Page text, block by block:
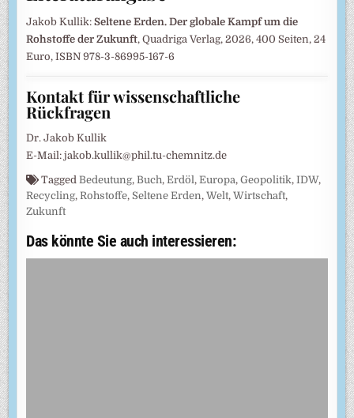
Jakob Kullik:Seltene Erden. Der globale Kampf um die
Rohstoffe der Zukunft, Quadriga Verlag, 2026, 400 Seiten, 24
Euro, ISBN 978-3-86995-167-6
Kontakt für wissenschaftliche
Rückfragen
Dr. Jakob Kullik
E-Mail: jakob.kullik@phil.tu-chemnitz.de
TaggedBedeutung,Buch,Erdöl,Europa,Geopolitik,IDW,
Recycling,Rohstoffe, Seltene Erden,Welt,Wirtschaft,
Zukunft
Das könnte Sie auch interessieren: